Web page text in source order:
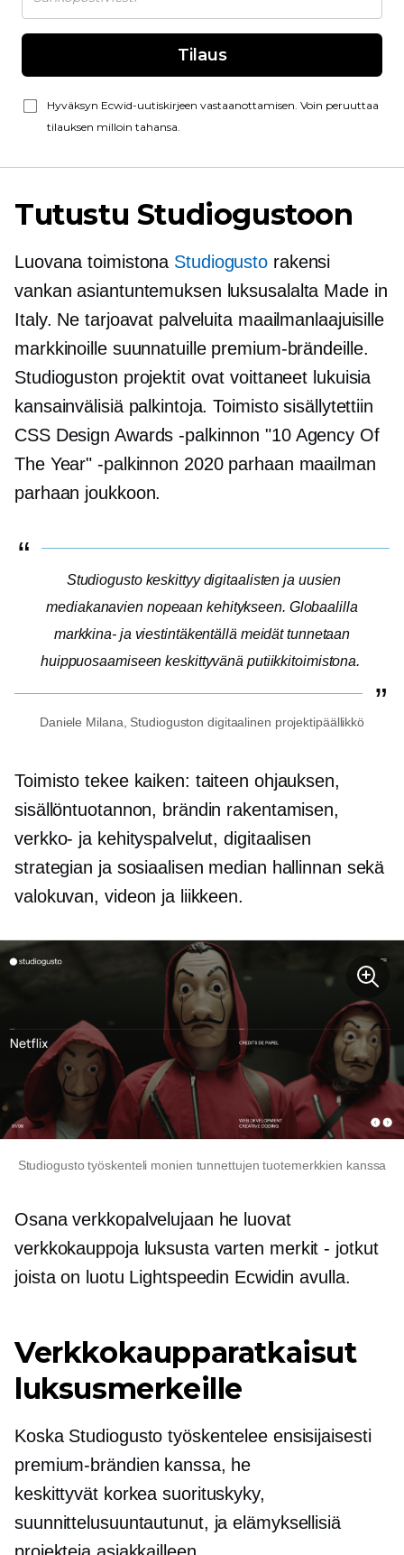
Tilaus
Hyväksyn Ecwid-uutiskirjeen vastaanottamisen. Voin peruuttaa
tilauksen milloin tahansa.
Tutustu Studiogustoon
Luovana toimistona Studiogusto rakensi
vankan asiantuntemuksen luksusalalta Made in
Italy. Ne tarjoavat palveluita maailmanlaajuisille
markkinoille suunnatuille premium-brändeille.
Studioguston projektit ovat voittaneet lukuisia
kansainvälisiä palkintoja. Toimisto sisällytettiin
CSS Design Awards -palkinnon "10 Agency Of
The Year" -palkinnon 2020 parhaan maailman
parhaan joukkoon.
Studiogusto keskittyy digitaalisten ja uusien
mediakanavien nopeaan kehitykseen. Globaalilla
markkina- ja viestintäkentällä meidät tunnetaan
huippuosaamiseen keskittyvänä putiikkitoimistona.
Daniele Milana, Studioguston digitaalinen projektipäällikkö
Toimisto tekee kaiken: taiteen ohjauksen,
sisällöntuotannon, brändin rakentamisen,
verkko- ja kehityspalvelut, digitaalisen
strategian ja sosiaalisen median hallinnan sekä
valokuvan, videon ja liikkeen.
Studiogusto työskenteli monien tunnettujen tuotemerkkien kanssa
Osana verkkopalvelujaan he luovat
verkkokauppoja luksusta varten merkit - jotkut
joista on luotu Lightspeedin Ecwidin avulla.
Verkkokaupparatkaisut
luksusmerkeille
Koska Studiogusto työskentelee ensisijaisesti
premium-brändien kanssa, he
keskittyvät korkea suorituskyky,
suunnittelusuuntautunut, ja elämyksellisiä